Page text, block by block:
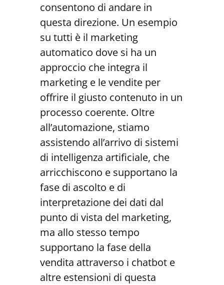
consentono di andare in
questa direzione. Un esempio
su tutti è il marketing
automatico dove si ha un
approccio che integra il
marketing e le vendite per
offrire il giusto contenuto in un
processo coerente. Oltre
all’automazione, stiamo
assistendo all’arrivo di sistemi
di intelligenza artificiale, che
arricchiscono e supportano la
fase di ascolto e di
interpretazione dei dati dal
punto di vista del marketing,
ma allo stesso tempo
supportano la fase della
vendita attraverso i chatbot e
altre estensioni di questa